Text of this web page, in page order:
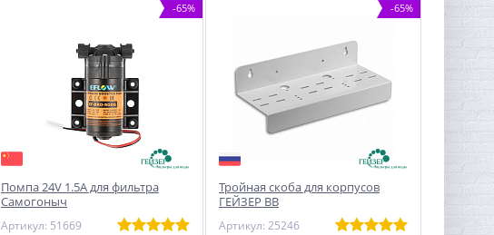
-65%
Помпа 24V 1.5A для фильтра
Самогоныч
Артикул: 51669
-65%
Тройная скоба для корпусов
ГЕЙЗЕР ВВ
Артикул: 25246